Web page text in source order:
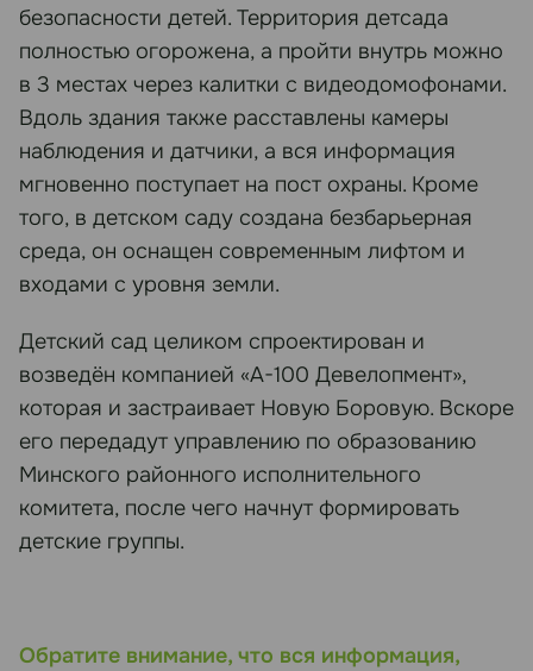
безопасности детей. Территория детсада
полностью огорожена, а пройти внутрь можно
в 3 местах через калитки с видеодомофонами.
Вдоль здания также расставлены камеры
наблюдения и датчики, а вся информация
мгновенно поступает на пост охраны. Кроме
того, в детском саду создана безбарьерная
среда, он оснащен современным лифтом и
входами с уровня земли.
Детский сад целиком спроектирован и
возведён компанией «А-100 Девелопмент»,
которая и застраивает Новую Боровую. Вскоре
его передадут управлению по образованию
Минского районного исполнительного
комитета, после чего начнут формировать
детские группы.
Обратите внимание, что вся информация,